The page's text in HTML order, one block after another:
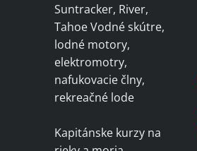
Suntracker, River,
Tahoe Vodné skútre,
lodné motory,
elektromotry,
nafukovacie člny,
rekreačné lode
Kapitánske kurzy na